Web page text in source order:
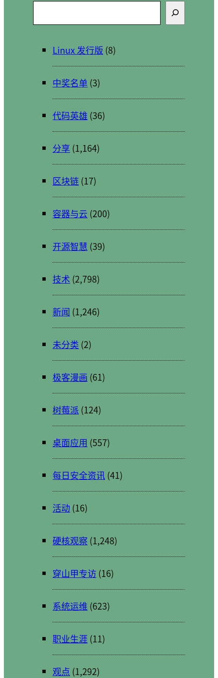
索
Linux 发行版 (8)
中奖名单 (3)
代码英雄 (36)
分享 (1,164)
区块链(17)
容器与云 (200)
开源智慧 (39)
技术 (2,798)
新闻 (1,246)
未分类 (2)
极客漫画 (61)
树莓派 (124)
桌面应用 (557)
每日安全资讯(41)
活动 (16)
硬核观察 (1,248)
穿山甲专访(16)
系统运维 (623)
职业生涯(11)
观点 (1,292)